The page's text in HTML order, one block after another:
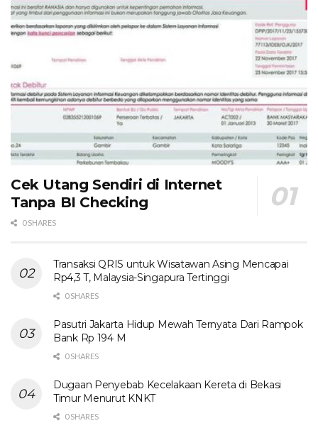
Cek Utang Sendiri di Internet
Tanpa BI Checking
0 SHARES
Transaksi QRIS untuk Wisatawan Asing Mencapai
Rp4,3 T, Malaysia-Singapura Tertinggi
0 SHARES
Pasutri Jakarta Hidup Mewah Ternyata Dari Rampok
Bank Rp 194 M
0 SHARES
Dugaan Penyebab Kecelakaan Kereta di Bekasi
Timur Menurut KNKT
0 SHARES